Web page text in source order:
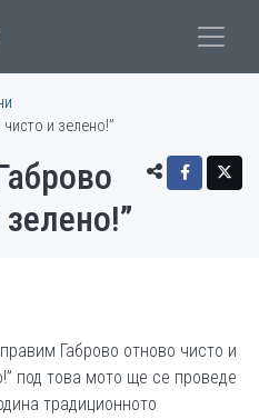
и зелено!”
Габрово отново чисто и
под това мото ще се проведе
традиционното